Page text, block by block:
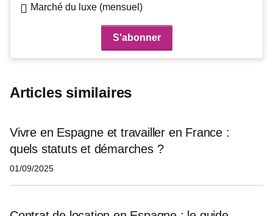
Marché du luxe (mensuel)
Articles similaires
Vivre en Espagne et travailler en France :
quels statuts et démarches ?
01/09/2025